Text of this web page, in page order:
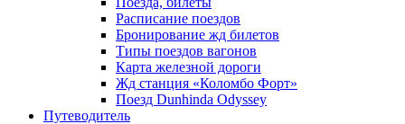
Расписание поездов
Бронирование жд билетов
Типы поездов вагонов
Карта железной дороги
Жд станция «Коломбо Форт»
Поезд Dunhinda Odyssey
Путеводитель